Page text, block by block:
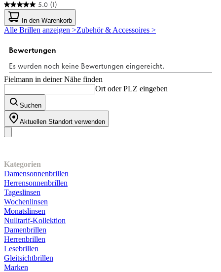
5.0 (1)
5.0
von
5
Sternen.
Bewertung
In den Warenkorb
Alle Brillen anzeigen >Zubehör & Accessoires >
Fielmann in deiner Nähe finden
Ort oder PLZ eingeben
Suchen
Aktuellen Standort verwenden
Kategorien
Damensonnenbrillen
Herrensonnenbrillen
Tageslinsen
Wochenlinsen
Monatslinsen
Nulltarif-Kollektion
Damenbrillen
Herrenbrillen
Lesebrillen
Gleitsichtbrillen
Marken